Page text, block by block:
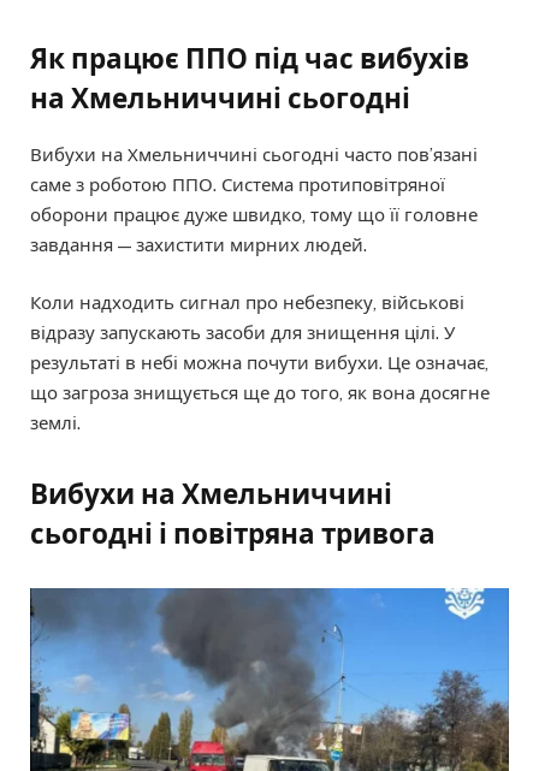
Як працює ППО під час вибухів
на Хмельниччині сьогодні
Вибухи на Хмельниччині сьогодні часто пов’язані
саме з роботою ППО. Система протиповітряної
оборони працює дуже швидко, тому що її головне
завдання — захистити мирних людей.
Коли надходить сигнал про небезпеку, військові
відразу запускають засоби для знищення цілі. У
результаті в небі можна почути вибухи. Це означає,
що загроза знищується ще до того, як вона досягне
землі.
Вибухи на Хмельниччині
сьогодні і повітряна тривога